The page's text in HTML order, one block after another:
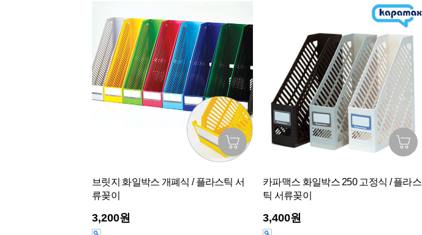
브릿지 화일박스 개폐식 / 플라스틱 서
류꽂이
3,200원
카파맥스 화일박스 250 고정식 / 플라스
틱 서류꽂이
3,400원